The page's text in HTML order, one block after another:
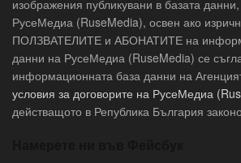
изображения публикувани в базата
РусеМедиа (RuseMedia), освен ако
ПОЛЗВАТЕЛИТЕ и АБОНАТИТЕ на
данни на РусеМедиа (RuseMedia) се
информационната база данни на
условия за договорите на РусеМедиа
действащото в Република България